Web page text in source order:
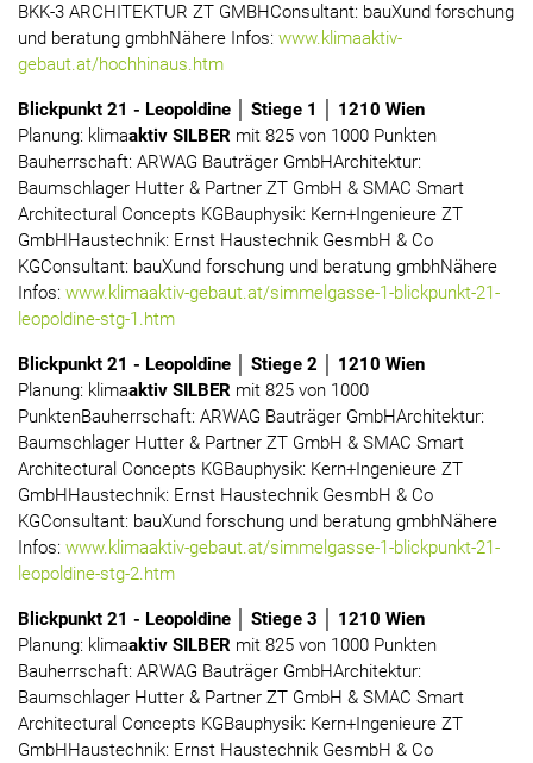
BKK-3 ARCHITEKTUR ZT GMBHConsultant: bauXund forschung
und beratung gmbhNähere Infos: www.klimaaktiv-
gebaut.at/hochhinaus.htm
Blickpunkt 21 - Leopoldine │ Stiege 1 │ 1210 Wien
Planung: klimaaktiv SILBER mit 825 von 1000 Punkten
Bauherrschaft: ARWAG Bauträger GmbHArchitektur:
Baumschlager Hutter & Partner ZT GmbH & SMAC Smart
Architectural Concepts KGBauphysik: Kern+Ingenieure ZT
GmbHHaustechnik: Ernst Haustechnik GesmbH & Co
KGConsultant: bauXund forschung und beratung gmbhNähere
Infos: www.klimaaktiv-gebaut.at/simmelgasse-1-blickpunkt-21-
leopoldine-stg-1.htm
Blickpunkt 21 - Leopoldine │ Stiege 2 │ 1210 Wien
Planung: klimaaktiv SILBER mit 825 von 1000
PunktenBauherrschaft: ARWAG Bauträger GmbHArchitektur:
Baumschlager Hutter & Partner ZT GmbH & SMAC Smart
Architectural Concepts KGBauphysik: Kern+Ingenieure ZT
GmbHHaustechnik: Ernst Haustechnik GesmbH & Co
KGConsultant: bauXund forschung und beratung gmbhNähere
Infos: www.klimaaktiv-gebaut.at/simmelgasse-1-blickpunkt-21-
leopoldine-stg-2.htm
Blickpunkt 21 - Leopoldine │ Stiege 3 │ 1210 Wien
Planung: klimaaktiv SILBER mit 825 von 1000 Punkten
Bauherrschaft: ARWAG Bauträger GmbHArchitektur:
Baumschlager Hutter & Partner ZT GmbH & SMAC Smart
Architectural Concepts KGBauphysik: Kern+Ingenieure ZT
GmbHHaustechnik: Ernst Haustechnik GesmbH & Co